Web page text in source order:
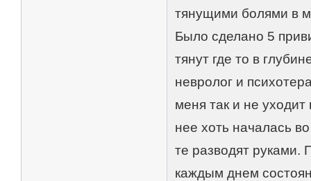
тянущими болями в
Было сделано 5
тянут где то в
невролог и
меня так и не
нее хоть началась
те разводят руками.
каждым днем